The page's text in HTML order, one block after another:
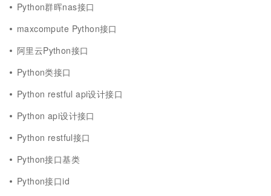
Python群晖nas接口
maxcompute Python接口
阿里云Python接口
Python类接口
Python restful api设计接口
Python api设计接口
Python restful接口
Python接口基类
Python接口id